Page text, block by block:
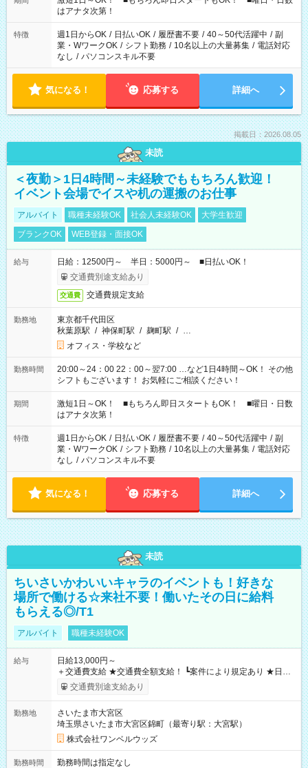
はアナタ次第！
特徴 週1日からOK / 日払いOK / 履歴書不要 / 40～50代活躍中 / 副
業・WワークOK / シフト勤務 / 10名以上の大量募集 / 電話対応
なし / パソコンスキル不要
気になる！ 応募する 詳細へ
掲載日：2026.08.05
未読
＜夜勤＞1日4時間～未経験でももちろん歓迎！
イベント会場でイスや机の運搬のお仕事
アルバイト 職種未経験OK 社会人未経験OK
大学生歓迎
ブランクOK
WEB登録・面接OK
給与
日給：12500円～ 半日：5000円～ ■日払いOK！
交通費別途支給あり
交通費 交通費規定支給
勤務地
東京都千代田区
秋葉原駅 / 神保町駅 / 麹町駅 / …
オフィス・学校など
勤務時間
20:00～24：00 22：00～翌7:00 …など1日4時間～OK！ その他
シフトもございます！ お気軽にご相談ください！
期間
激短1日～OK！ ■もちろん即日スタートもOK！ ■曜日・日数
はアナタ次第！
特徴 週1日からOK / 日払いOK / 履歴書不要 / 40～50代活躍中 / 副
業・WワークOK / シフト勤務 / 10名以上の大量募集 / 電話対応
なし / パソコンスキル不要
気になる！ 応募する 詳細へ
未読
ちいさいかわいいキャラのイベントも！好きな
場所で働ける☆来社不要！働いたその日に給料
もらえる◎/T1
アルバイト 職種未経験OK
給与
日給13,000円～
＋交通費支給 ★交通費全額支給！ ┗案件により規定あり ★日払
いOK！（規定あり） ┗働いたその日に現金GET♪ お仕事後はコ
ンビニATMから 日払い分を引き落とせます！ 【試用期間】試
交通費別途支給あり
勤務地
さいたま市大宮区
埼玉県さいたま市大宮区錦町（最寄り駅：大宮駅）
株式会社ワンベルウッズ
勤務時間
勤務時間は指定なし